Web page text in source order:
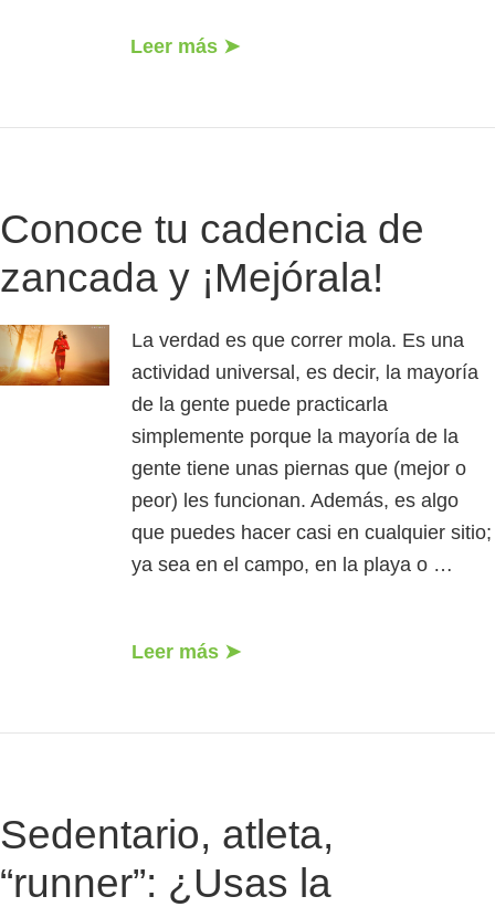
Leer más ➤
Conoce tu cadencia de
zancada y ¡Mejórala!
La verdad es que correr mola. Es una
actividad universal, es decir, la mayoría
de la gente puede practicarla
simplemente porque la mayoría de la
gente tiene unas piernas que (mejor o
peor) les funcionan. Además, es algo
que puedes hacer casi en cualquier sitio;
ya sea en el campo, en la playa o …
Leer más ➤
Sedentario, atleta,
“runner”: ¿Usas la